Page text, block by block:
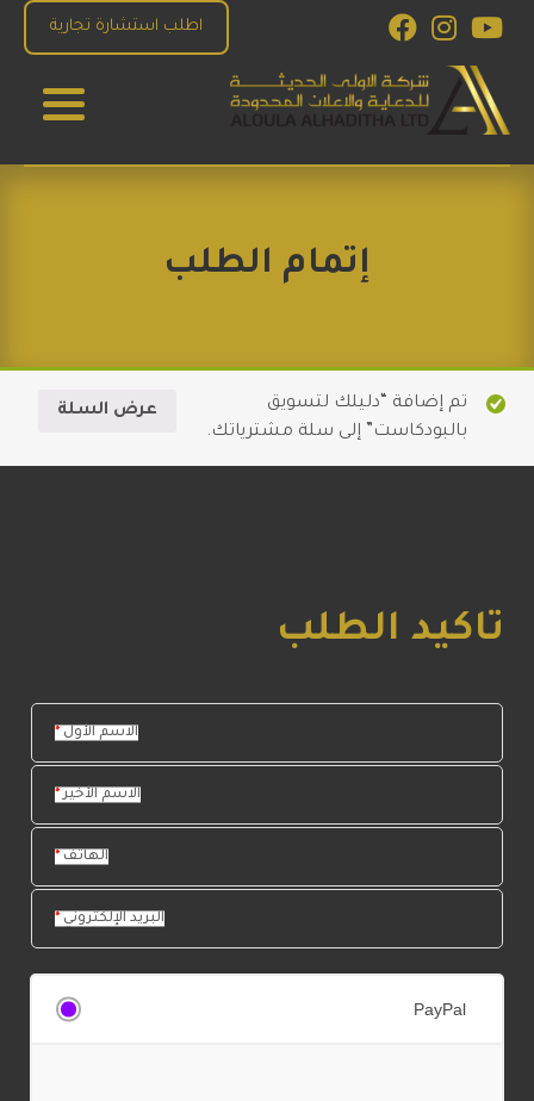
اطلب استشارة تجارية
إتمام الطلب
عرض السلة
تم إضافة “دليلك لتسويق
بالبودكاست” إلى سلة مشترياتك.
تاكيد الطلب
الاسم الأول *
الاسم الأخير *
الهاتف *
البريد الإلكتروني *
PayPal